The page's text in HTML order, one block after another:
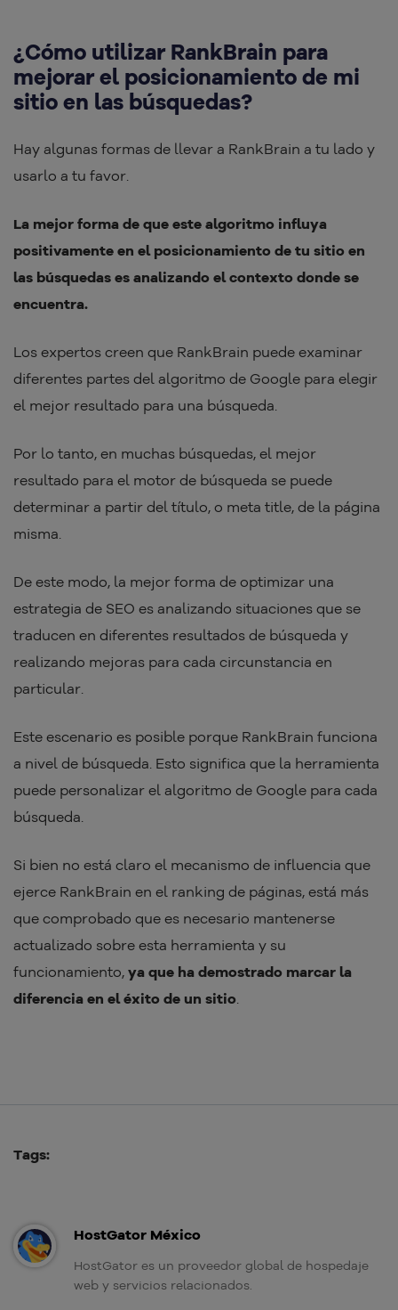
¿Cómo utilizar RankBrain para
mejorar el posicionamiento de mi
sitio en las búsquedas?
Hay algunas formas de llevar a RankBrain a tu lado y
usarlo a tu favor.
La mejor forma de que este algoritmo influya
positivamente en el posicionamiento de tu sitio en
las búsquedas es analizando el contexto donde se
encuentra.
Los expertos creen que RankBrain puede examinar
diferentes partes del algoritmo de Google para elegir
el mejor resultado para una búsqueda.
Por lo tanto, en muchas búsquedas, el mejor
resultado para el motor de búsqueda se puede
determinar a partir del título, o meta title, de la página
misma.
De este modo, la mejor forma de optimizar una
estrategia de SEO es analizando situaciones que se
traducen en diferentes resultados de búsqueda y
realizando mejoras para cada circunstancia en
particular.
Este escenario es posible porque RankBrain funciona
a nivel de búsqueda. Esto significa que la herramienta
puede personalizar el algoritmo de Google para cada
búsqueda.
Si bien no está claro el mecanismo de influencia que
ejerce RankBrain en el ranking de páginas, está más
que comprobado que es necesario mantenerse
actualizado sobre esta herramienta y su
funcionamiento, ya que ha demostrado marcar la
diferencia en el éxito de un sitio.
Tags:
HostGator México
HostGator es un proveedor global de hospedaje
web y servicios relacionados.